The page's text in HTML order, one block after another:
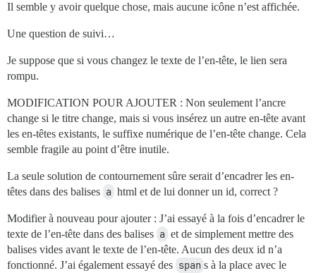
Il semble y avoir quelque chose, mais aucune icône n’est affichée.
Une question de suivi…
Je suppose que si vous changez le texte de l’en-tête, le lien sera
rompu.
MODIFICATION POUR AJOUTER : Non seulement l’ancre
change si le titre change, mais si vous insérez un autre en-tête avant
les en-têtes existants, le suffixe numérique de l’en-tête change. Cela
semble fragile au point d’être inutile.
La seule solution de contournement sûre serait d’encadrer les en-
têtes dans des balises a html et de lui donner un id, correct ?
Modifier à nouveau pour ajouter : J’ai essayé à la fois d’encadrer le
texte de l’en-tête dans des balises a et de simplement mettre des
balises vides avant le texte de l’en-tête. Aucun des deux id n’a
fonctionné. J’ai également essayé des span s à la place avec le